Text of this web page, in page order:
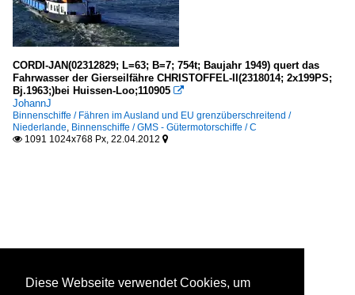
CORDI-JAN(02312829; L=63; B=7; 754t; Baujahr 1949) quert das
Fahrwasser der Gierseilfähre CHRISTOFFEL-II(2318014; 2x199PS;
Bj.1963;)bei Huissen-Loo;110905 
JohannJ
Binnenschiffe / Fähren im Ausland und EU grenzüberschreitend /
Niederlande, Binnenschiffe / GMS - Gütermotorschiffe / C
 1091 1024x768 Px, 22.04.2012 
Diese Webseite verwendet Cookies, um